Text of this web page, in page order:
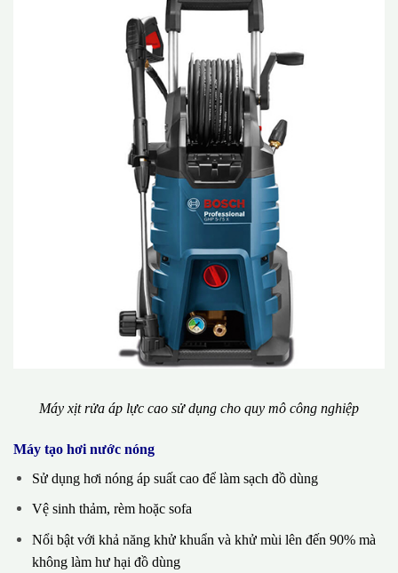
Máy xịt rửa áp lực cao sử dụng cho quy mô công nghiệp
Máy tạo hơi nước nóng
Sử dụng hơi nóng áp suất cao để làm sạch đồ dùng
Vệ sinh thảm, rèm hoặc sofa
Nổi bật với khả năng khử khuẩn và khử mùi lên đến 90% mà
không làm hư hại đồ dùng